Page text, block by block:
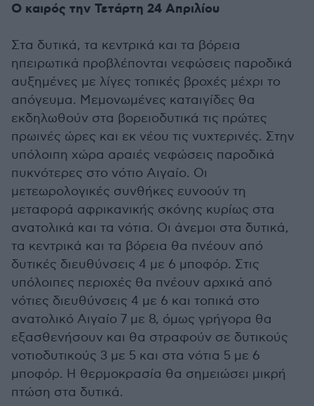
Ο καιρός την Τετάρτη 24 Απριλίου
Στα δυτικά, τα κεντρικά και τα βόρεια
ηπειρωτικά προβλέπονται νεφώσεις παροδικά
αυξημένες με λίγες τοπικές βροχές μέχρι το
απόγευμα. Μεμονωμένες καταιγίδες θα
εκδηλωθούν στα βορειοδυτικά τις πρώτες
πρωινές ώρες και εκ νέου τις νυχτερινές. Στην
υπόλοιπη χώρα αραιές νεφώσεις παροδικά
πυκνότερες στο νότιο Αιγαίο. Οι
μετεωρολογικές συνθήκες ευνοούν τη
μεταφορά αφρικανικής σκόνης κυρίως στα
ανατολικά και τα νότια. Οι άνεμοι στα δυτικά,
τα κεντρικά και τα βόρεια θα πνέουν από
δυτικές διευθύνσεις 4 με 6 μποφόρ. Στις
υπόλοιπες περιοχές θα πνέουν αρχικά από
νότιες διευθύνσεις 4 με 6 και τοπικά στο
ανατολικό Αιγαίο 7 με 8, όμως γρήγορα θα
εξασθενήσουν και θα στραφούν σε δυτικούς
νοτιοδυτικούς 3 με 5 και στα νότια 5 με 6
μποφόρ. Η θερμοκρασία θα σημειώσει μικρή
πτώση στα δυτικά.